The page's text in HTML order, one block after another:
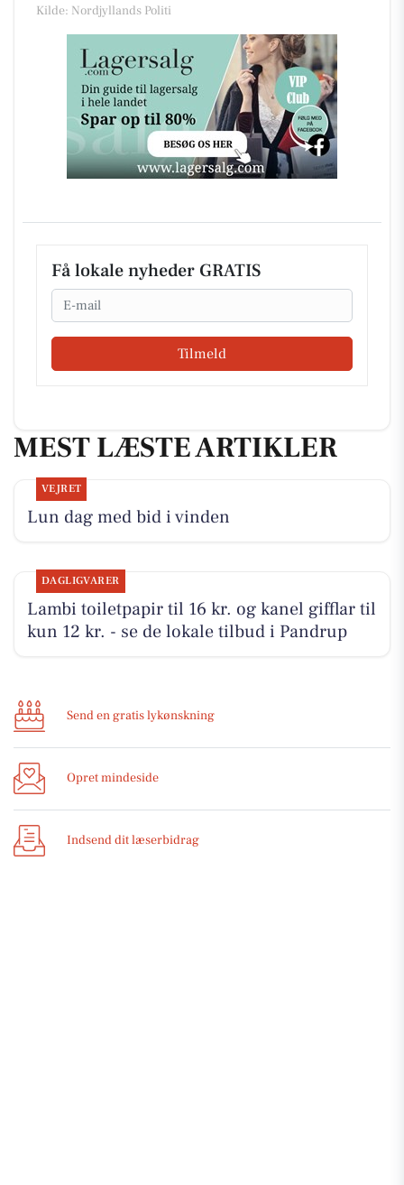
Kilde: Nordjyllands Politi
Få lokale nyheder GRATIS
Email
Tilmeld
MEST LÆSTE ARTIKLER
VEJRET
Lun dag med bid i vinden
DAGLIGVARER
Lambi toiletpapir til 16 kr. og kanel gifflar til
kun 12 kr. - se de lokale tilbud i Pandrup
Send en gratis lykønskning
Opret mindeside
Indsend dit læserbidrag